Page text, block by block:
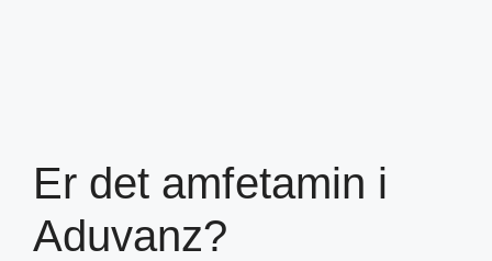
Er det amfetamin i
Aduvanz?